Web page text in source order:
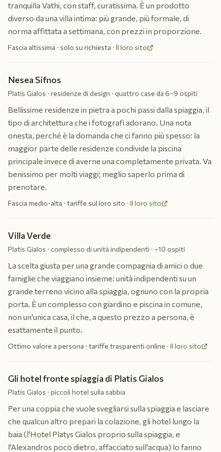
tranquilla Vathi, con staff, curatissima. È un prodotto
diverso da una villa intima: più grande, più formale, di
norma affittata a settimana, con prezzi in proporzione.
Fascia altissima · solo su richiesta · Il loro sito
Nesea Sifnos
Platis Gialos · residenze di design · quattro case da 6–9 ospiti
Bellissime residenze in pietra a pochi passi dalla spiaggia, il
tipo di architettura che i fotografi adorano. Una nota
onesta, perché è la domanda che ci fanno più spesso: la
maggior parte delle residenze condivide la piscina
principale invece di averne una completamente privata. Va
benissimo per molti viaggi; meglio saperlo prima di
prenotare.
Fascia medio-alta · tariffe sul loro sito · Il loro sito
Villa Verde
Platis Gialos · complesso di unità indipendenti · ~10 ospiti
La scelta giusta per una grande compagnia di amici o due
famiglie che viaggiano insieme: unità indipendenti su un
grande terreno vicino alla spiaggia, ognuno con la propria
porta. È un complesso con giardino e piscina in comune,
non un'unica casa, il che, a questo prezzo a persona, è
esattamente il punto.
Ottimo valore a persona · tariffe trasparenti online · Il loro sito
Gli hotel fronte spiaggia di Platis Gialos
Platis Gialos · piccoli hotel sulla sabbia
Per una coppia che vuole svegliarsi sulla spiaggia e lasciare
che qualcun altro prepari la colazione, gli hotel lungo la
baia (l'Hotel Platys Gialos proprio sulla spiaggia, e
l'Alexandros poco dietro, affacciato sull'acqua) lo fanno